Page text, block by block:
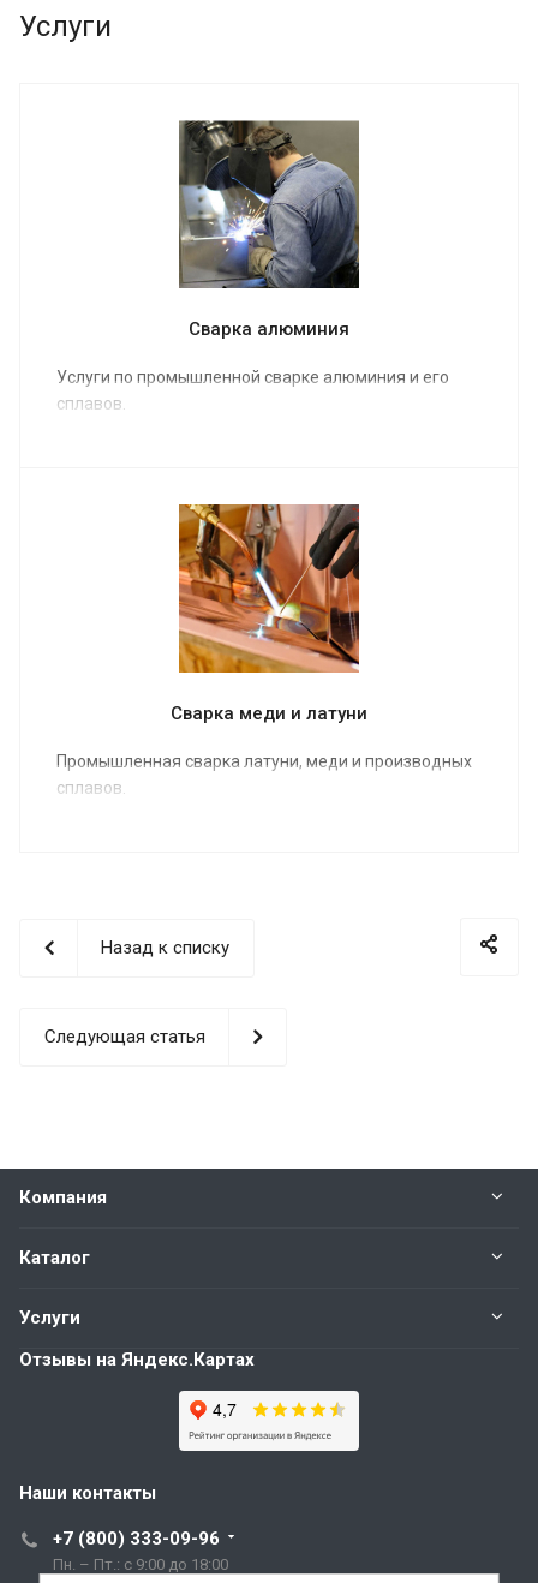
Услуги
Сварка алюминия
Услуги по промышленной сварке алюминия и его
сплавов.
Сварка меди и латуни
Промышленная сварка латуни, меди и производных
сплавов.
Назад к списку
Следующая статья
Компания
Каталог
Услуги
Отзывы на Яндекс.Картах
Наши контакты
+7 (800) 333-09-96
Пн. – Пт.: с 9:00 до 18:00